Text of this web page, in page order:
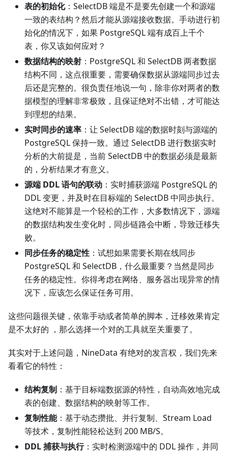
表的初始化：SelectDB 端是不是要先创建一个和源端
一致的表结构？然后才能从源端接收数据。手动进行初
始化的情况下，如果 PostgreSQL 端有成百上千个
表，你又该如何应对？
数据结构的映射 ：PostgreSQL 和 SelectDB 两者数据
结构不同，这点很重要，需要确保数据从源端同步过去
后还是完整的。很负责任地说一句，除非你对两者的数
据模型的理解非常极致，且保证绝对不出错，才可能达
到理想的结果。
实时同步的速率 ：让 SelectDB 端的数据时刻与源端的
PostgreSQL 保持一致。通过 SelectDB 进行数据实时
分析的大前提是，当前 SelectDB 中的数据必须是最新
的，分析结果才有意义。
源端 DDL 语句的联动 ：实时捕获源端 PostgreSQL 的
DDL 变更，并及时在目标端的 SelectDB 中同步执行。
这绝对不能算是一个轻松的工作，大多数情况下，源端
的数据结构发生变化时，同步链路会中断，导致迁移失
败。
同步任务的稳定性 ：试想如果需要长期在线同步
PostgreSQL 和 SelectDB，什么最重要？当然是同步
任务的稳定性。你得考虑在网络、服务器出现异常的情
况下，应该怎么保证任务可用。
这些问题很关键，依靠手动或者简单的脚本，迁移效果肯定
是不太好的 ，那么选择一个对的工具就至关重要了。
其实对于上述问题，NineData 有绝对的发言权，我们先来
看看它的特性：
结构复制 ：基于目标端数据源的特性，自动高效地完成
表的创建、数据结构的映射等工作。
复制性能：基于动态攒批、并行复制、Stream Load
等技术，复制性能轻松达到 200 MB/S。
DDL 捕获与执行：实时检测源端中的 DDL 操作，并同